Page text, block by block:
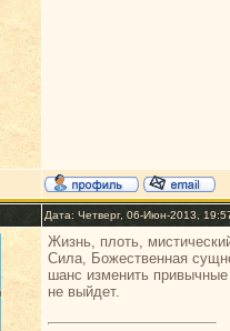
Дата: Четверг, 06-Июн-2013,
Жизнь, плоть,
Сила, Божественная
шанс изменить
не выйдет.